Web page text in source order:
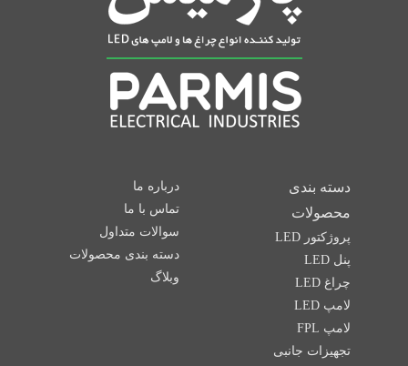
دسته بندی
محصولات
پروژکتور LED
پنل LED
چراغ LED
لامپ LED
لامپ FPL
تجهیزات جانبی
درباره ما
تماس با ما
سوالات متداول
دسته بندی محصولات
وبلاگ